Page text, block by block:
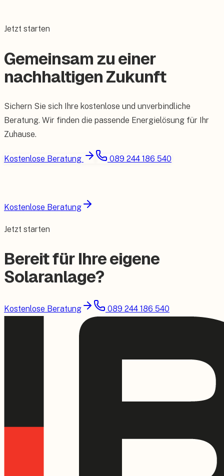
Jetzt starten
Gemeinsam zu einer
nachhaltigen Zukunft
Sichern Sie sich Ihre kostenlose und unverbindliche
Beratung. Wir finden die passende Energielösung für Ihr
Zuhause.
Kostenlose Beratung 089 244 186 540
Kostenlose Beratung
Jetzt starten
Bereit für Ihre eigene
Solaranlage?
Kostenlose Beratung 089 244 186 540